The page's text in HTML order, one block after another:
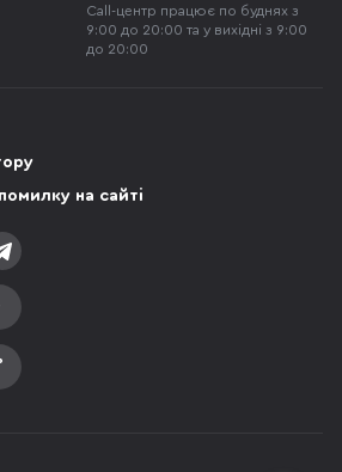
Call-центр працює по буднях з
9:00 до 20:00 та у вихідні з 9:00
до 20:00
на сайті